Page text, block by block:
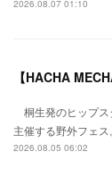
2026.08.07 01:10
桐生発のヒップス
主催する野外フェ
2026.08.05 06:02